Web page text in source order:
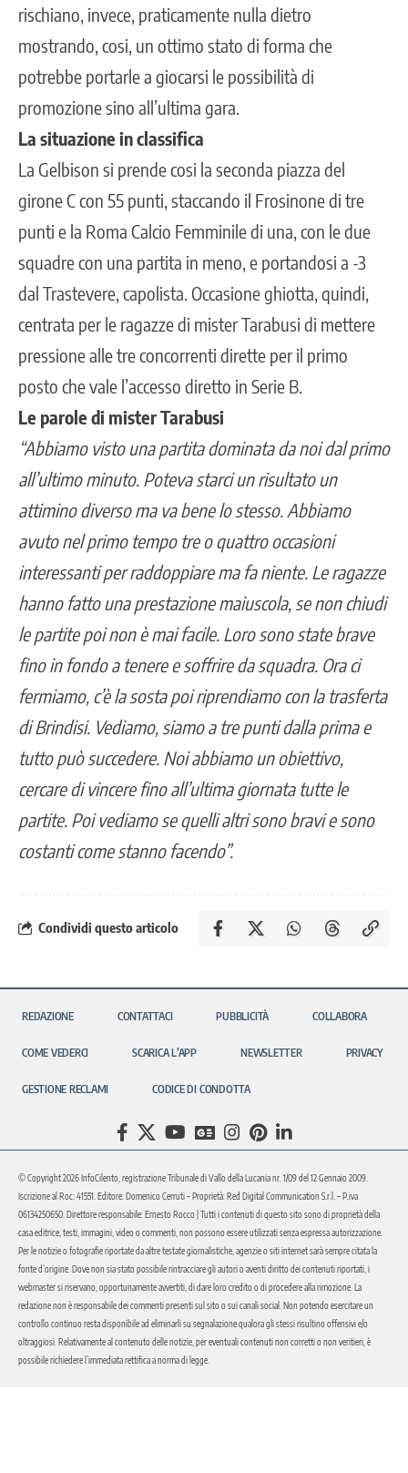
rischiano, invece, praticamente nulla dietro
mostrando, cosi, un ottimo stato di forma che
potrebbe portarle a giocarsi le possibilità di
promozione sino all’ultima gara.
La situazione in classifica
La Gelbison si prende cosi la seconda piazza del
girone C con 55 punti, staccando il Frosinone di tre
punti e la Roma Calcio Femminile di una, con le due
squadre con una partita in meno, e portandosi a -3
dal Trastevere, capolista. Occasione ghiotta, quindi,
centrata per le ragazze di mister Tarabusi di mettere
pressione alle tre concorrenti dirette per il primo
posto che vale l’accesso diretto in Serie B.
Le parole di mister Tarabusi
“Abbiamo visto una partita dominata da noi dal primo
all’ultimo minuto. Poteva starci un risultato un
attimino diverso ma va bene lo stesso. Abbiamo
avuto nel primo tempo tre o quattro occasioni
interessanti per raddoppiare ma fa niente. Le ragazze
hanno fatto una prestazione maiuscola, se non chiudi
le partite poi non è mai facile. Loro sono state brave
fino in fondo a tenere e soffrire da squadra. Ora ci
fermiamo, c’è la sosta poi riprendiamo con la trasferta
di Brindisi. Vediamo, siamo a tre punti dalla prima e
tutto può succedere. Noi abbiamo un obiettivo,
cercare di vincere fino all’ultima giornata tutte le
partite. Poi vediamo se quelli altri sono bravi e sono
costanti come stanno facendo”.
Condividi questo articolo
REDAZIONE CONTATTACI PUBBLICITÀ COLLABORA
COME VEDERCI SCARICA L’APP NEWSLETTER PRIVACY
GESTIONE RECLAMI CODICE DI CONDOTTA
© Copyright 2026 InfoCilento, registrazione Tribunale di Vallo della Lucania nr. 1/09 del 12 Gennaio 2009.
Iscrizione al Roc: 41551. Editore: Domenico Cerruti – Proprietà: Red Digital Communication S.r.l. – P.iva
06134250650. Direttore responsabile: Ernesto Rocco | Tutti i contenuti di questo sito sono di proprietà della
casa editrice, testi, immagini, video o commenti, non possono essere utilizzati senza espressa autorizzazione.
Per le notizie o fotografie riportate da altre testate giornalistiche, agenzie o siti internet sarà sempre citata la
fonte d’origine. Dove non sia stato possibile rintracciare gli autori o aventi diritto dei contenuti riportati, i
webmaster si riservano, opportunamente avvertiti, di dare loro credito o di procedere alla rimozione. La
redazione non è responsabile dei commenti presenti sul sito o sui canali social. Non potendo esercitare un
controllo continuo resta disponibile ad eliminarli su segnalazione qualora gli stessi risultino offensivi e/o
oltraggiosi. Relativamente al contenuto delle notizie, per eventuali contenuti non corretti o non veritieri, è
possibile richiedere l’immediata rettifica a norma di legge.